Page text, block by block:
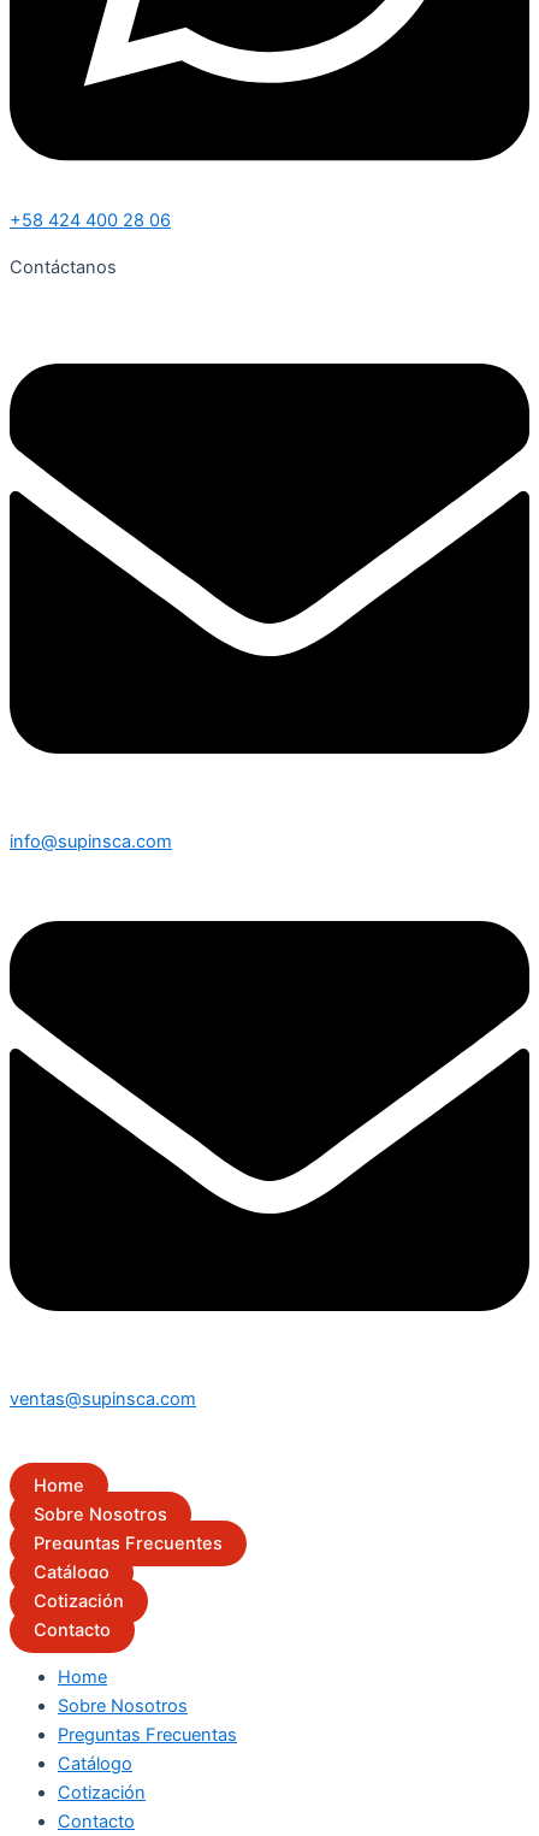
+58 424 400 28 06
Contáctanos
info@supinsca.com
ventas@supinsca.com
Home
Sobre Nosotros
Preguntas Frecuentes
Catálogo
Cotización
Contacto
Home
Sobre Nosotros
Preguntas Frecuentas
Catálogo
Cotización
Contacto